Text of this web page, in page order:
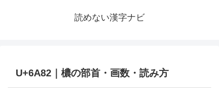
読めない漢字ナビ
U+6A82｜檂の部首・画数・読み方